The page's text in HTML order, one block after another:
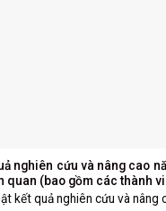
nghiên cứu và nâng cao
quan (bao gồm các thành
kết quả nghiên cứu và nâng